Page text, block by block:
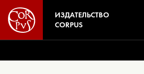
ИЗДАТЕЛЬСТВО
CORPUS